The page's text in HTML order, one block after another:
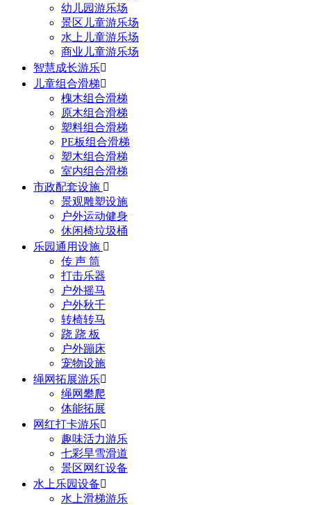
幼儿园游乐场
景区儿童游乐场
水上儿童游乐场
商业儿童游乐场
智慧成长游乐
儿童组合滑梯
槐木组合滑梯
原木组合滑梯
塑料组合滑梯
PE板组合滑梯
塑木组合滑梯
室内组合滑梯
市政配套设施 
景观雕塑设施
户外运动健身
休闲椅垃圾桶
乐园通用设施 
传 声 筒
打击乐器
户外摇马
户外秋千
转椅转马
跷 跷 板
户外蹦床
宠物设施
绳网拓展游乐
绳网攀爬
体能拓展
网红打卡游乐
趣味活力游乐
七彩旱雪滑道
景区网红设备
水上乐园设备
水上滑梯游乐